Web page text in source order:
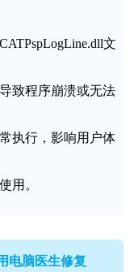
文
致程序崩溃或无法
执行，影响用户体
用。
电脑医生修复